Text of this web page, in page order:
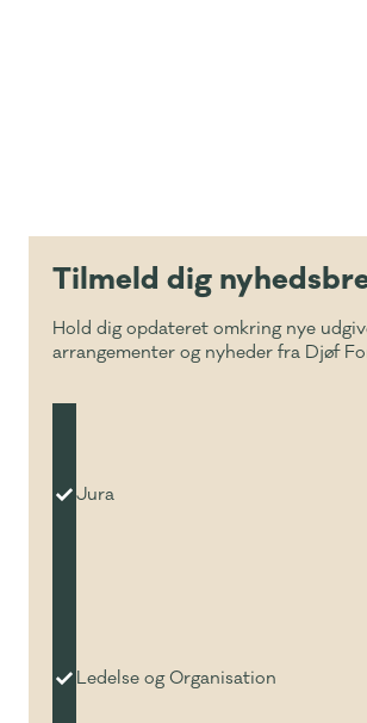
Tilmeld dig
Hold dig opdateret omkring nye
arrangementer og nyheder fra Djøf
Jura
Ledelse og Organisation